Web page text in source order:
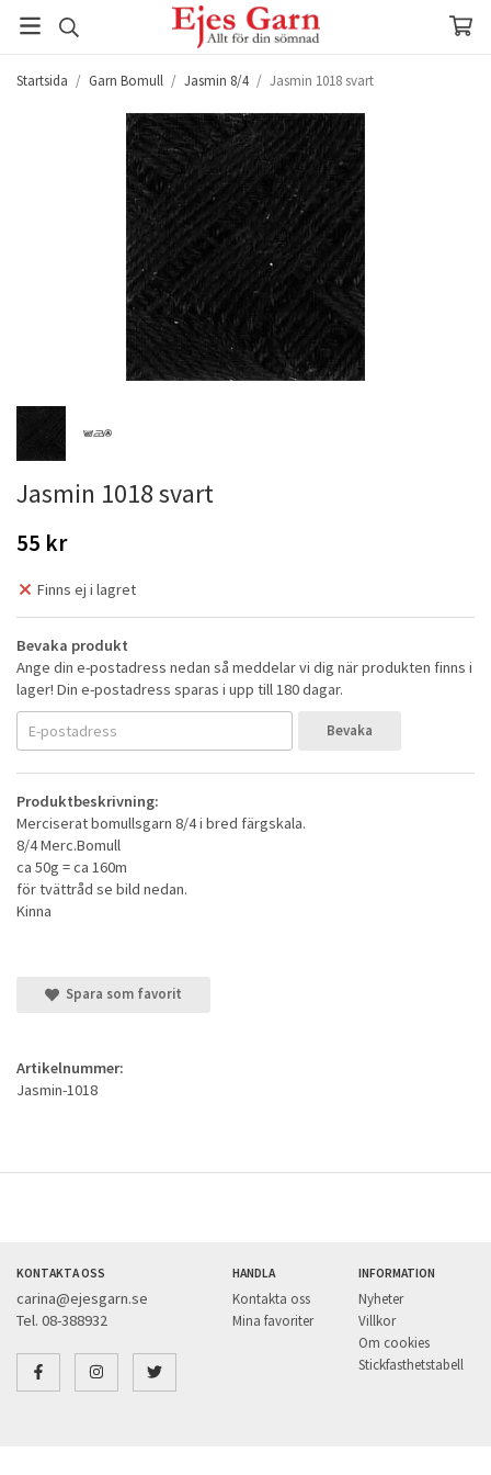
Startsida / Garn Bomull / Jasmin 8/4 / Jasmin 1018 svart
Jasmin 1018 svart
55 kr
Finns ej i lagret
Bevaka produkt
Ange din e-postadress nedan så meddelar vi dig när produkten finns i
lager! Din e-postadress sparas i upp till 180 dagar.
Bevaka
Produktbeskrivning:
Merciserat bomullsgarn 8/4 i bred färgskala.
8/4 Merc.Bomull
ca 50g = ca 160m
för tvättråd se bild nedan.
Kinna
Spara som favorit
Artikelnummer:
Jasmin-1018
KONTAKTA OSS
carina@ejesgarn.se
Tel. 08-388932
HANDLA
Kontakta oss
Mina favoriter
INFORMATION
Nyheter
Villkor
Om cookies
Stickfasthetstabell